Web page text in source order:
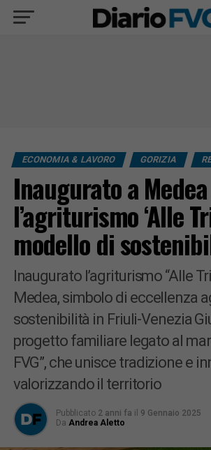
ECONOMIA & LAVORO GORIZIA
Inaugurato a Medea
l’agriturismo ‘Alle
modello di
Inaugurato l’agriturismo “Alle
Medea, simbolo di eccellenza
sostenibilità in Friuli-Venezia
progetto familiare legato al
FVG”, che unisce tradizione e
valorizzando il territorio
Pubblicato 2 anni fa il 9 Gennaio 2025
Da Andrea Aletto